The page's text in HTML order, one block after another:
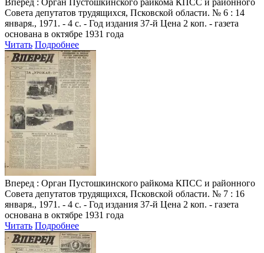
Совета депутатов трудящихся, Псковской области. № 6 : 14
января., 1971. - 4 с. - Год издания 37-й Цена 2 коп. - газета
основана в октябре 1931 года
Читать Подробнее
Вперед : Орган Пустошкинского райкома КПСС и районного
Совета депутатов трудящихся, Псковской области. № 7 : 16
января., 1971. - 4 с. - Год издания 37-й Цена 2 коп. - газета
основана в октябре 1931 года
Читать Подробнее